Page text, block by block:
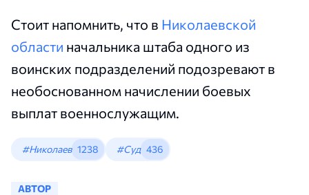
Стоит напомнить, что в Николаевской
области начальника штаба одного из
воинских подразделений подозревают в
необоснованном начислении боевых
выплат военнослужащим.
#Николаев 1238 #Суд 436
АВТОР